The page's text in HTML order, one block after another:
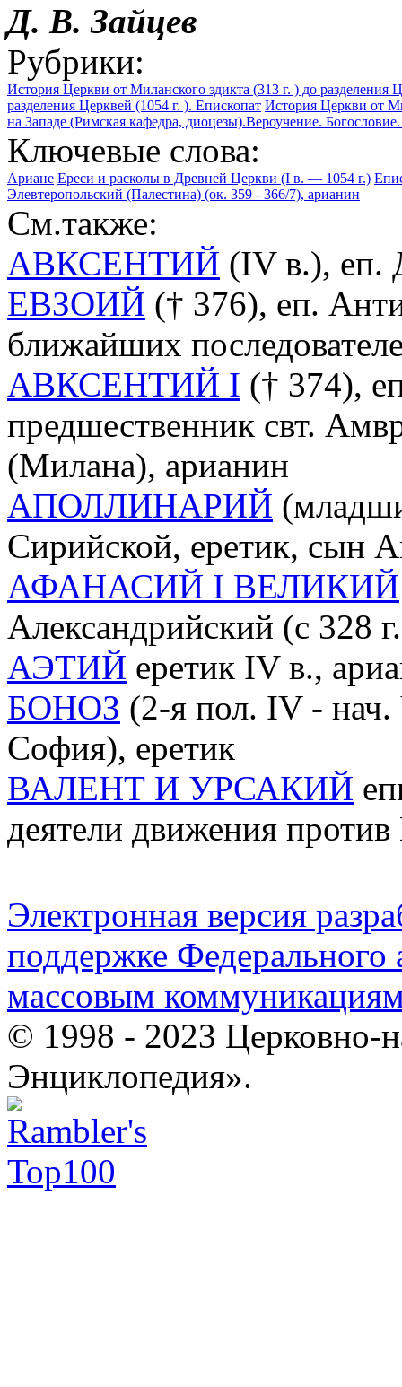
Д. В. Зайцев
Рубрики:
История Церкви от Миланского эдикта (313 г. ) до разделения
разделения Церквей (1054 г. ). Епископат История Церкви от
на Западе (Римская кафедра, диоцезы).Вероучение.
Ключевые слова:
Ариане Ереси и расколы в Древней Церкви (I в. — 1054 г.)
Элевтеропольский (Палестина) (ок. 359 - 366/7), арианин
См.также:
АВКСЕНТИЙ (IV в.), еп.
ЕВЗОИЙ († 376), еп.
ближайших
АВКСЕНТИЙ I († 374),
предшественник свт.
(Милана), арианин
АПОЛЛИНАРИЙ
Сирийской, еретик, сын
АФАНАСИЙ I ВЕЛИКИЙ
Александрийский (с 328
АЭТИЙ еретик IV в.,
БОНОЗ (2-я пол. IV -
София), еретик
ВАЛЕНТ И УРСАКИЙ
деятели движения
Электронная версия
поддержке Федерального
массовым
© 1998 - 2023 Церковно-
Энциклопедия».